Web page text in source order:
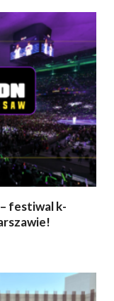
festiwal k-